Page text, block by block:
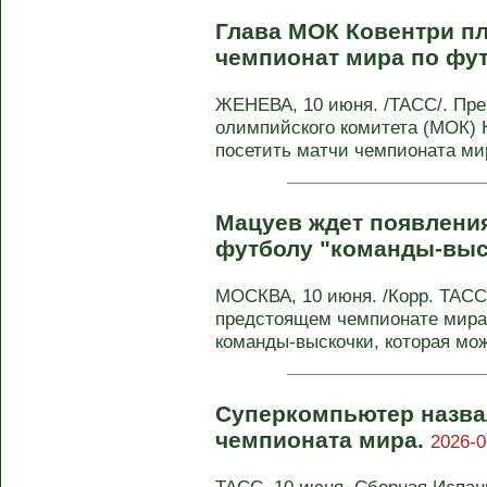
Глава МОК Ковентри
чемпионат мира по
ЖЕНЕВА, 10 июня. /ТАСС/.
олимпийского комитета (МОК)
посетить матчи чемпионата
Мацуев ждет
футболу "команды-
МОСКВА, 10 июня. /Корр.
предстоящем чемпионате
команды-выскочки, которая
Суперкомпьютер
чемпионата мира. 2026-